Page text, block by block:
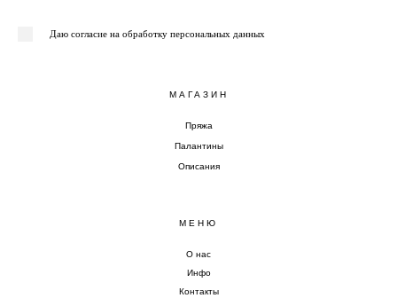
Даю согласие на обработку персональных данных
МАГАЗИН
Пряжа
Палантины
Описания
МЕНЮ
О нас
Инфо
Контакты